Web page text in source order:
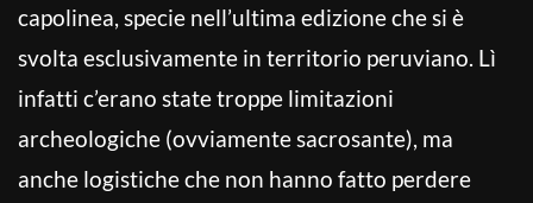
capolinea, specie nell’ultima edizione che si è
svolta esclusivamente in territorio peruviano. Lì
infatti c’erano state troppe limitazioni
archeologiche (ovviamente sacrosante), ma
anche logistiche che non hanno fatto perdere